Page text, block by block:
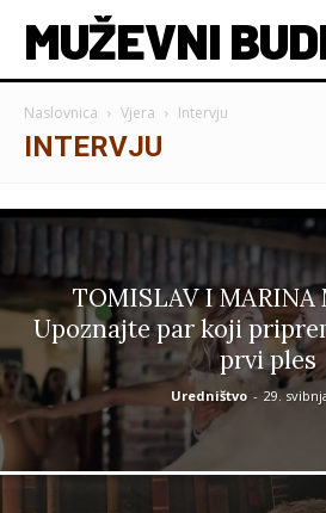
MUŽEVNI
Naslovnica Vjera Intervju
INTERVJU
TOMISLAV I MARINA
Upoznajte par koji
prvi ples
Uredništvo - 29.